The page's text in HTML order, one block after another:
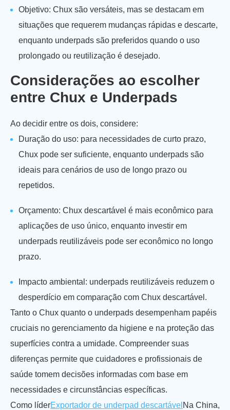
Objetivo: Chux são versáteis, mas se destacam em
situações que requerem mudanças rápidas e descarte,
enquanto underpads são preferidos quando o uso
prolongado ou reutilização é desejado.
Considerações ao escolher
entre Chux e Underpads
Ao decidir entre os dois, considere:
Duração do uso: para necessidades de curto prazo,
Chux pode ser suficiente, enquanto underpads são
ideais para cenários de uso de longo prazo ou
repetidos.
Orçamento: Chux descartável é mais econômico para
aplicações de uso único, enquanto investir em
underpads reutilizáveis pode ser econômico no longo
prazo.
Impacto ambiental: underpads reutilizáveis reduzem o
desperdício em comparação com Chux descartável.
Tanto o Chux quanto o underpads desempenham papéis
cruciais no gerenciamento da higiene e na proteção das
superfícies contra a umidade. Compreender suas
diferenças permite que cuidadores e profissionais de
saúde tomem decisões informadas com base em
necessidades e circunstâncias específicas.
Como líderExportador de underpad descartável Na China,